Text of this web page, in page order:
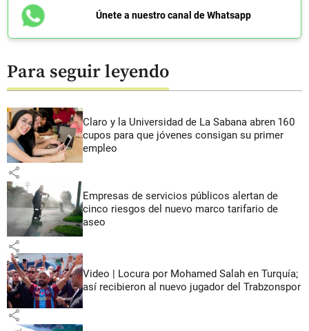
Únete a nuestro canal de Whatsapp
Para seguir leyendo
Claro y la Universidad de La Sabana abren 160
cupos para que jóvenes consigan su primer
empleo
share
Empresas de servicios públicos alertan de
cinco riesgos del nuevo marco tarifario de
aseo
share
Video | Locura por Mohamed Salah en Turquía;
así recibieron al nuevo jugador del Trabzonspor
share